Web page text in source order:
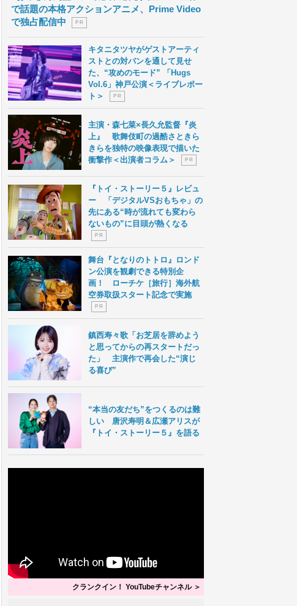
で話題の本格アクションアニメ、Prime Video
で独占配信中
P R
キタニタツヤがゲストアーティ
ストとの対バンを通して見せ
た、“攻めのモード” 「Hugs
Vol.6」神戸公演＜ライブレポー
ト＞
P R
主演・森七菜×長久允監督『炎
上』 歌舞伎町の過酷さときら
きらを独特の映像表現で描いた
衝撃作＜出演者コラム＞
P R
『トイ・ストーリー５』レビュ
ー 「デジタルVSおもちゃ」の
先にある“時が流れても変わら
ないもの”に目頭が熱くなる
P R
舞台『となりのトトロ』ロンド
ン公演を観劇できる特別企
画！ ローチケ［旅行］海外航
空券取扱スタート記念で実施
P R
鎮西寿々歌「お芝居を辞めよう
と思ってからの再スタートだっ
た」 主演作で再会した“演じ
る喜び”
“本当の友だち”をつくるのは難
しい 唐沢寿明＆広瀬アリスが
『トイ・ストーリー５』を語る
クランクイン！ YouTubeチャンネル ＞